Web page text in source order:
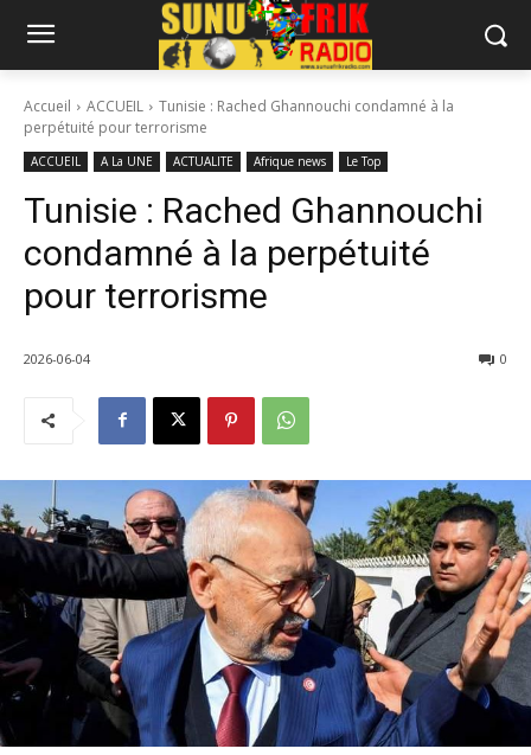
Accueil ACCUEIL
Tunisie : Rached Ghannouchi condamné à la
perpétuité pour terrorisme
ACCUEIL A La UNE ACTUALITE Afrique news Le Top
Tunisie : Rached Ghannouchi
condamné à la perpétuité
pour terrorisme
2026-06-04 0